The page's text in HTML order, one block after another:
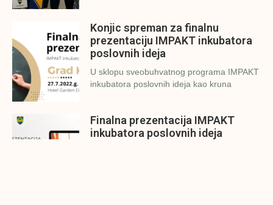
Konjic spreman za finalnu
prezentaciju IMPAKT inkubatora
poslovnih ideja
U sklopu sveobuhvatnog programa IMPAKT
inkubatora poslovnih ideja kao kruna
Finalna prezentacija IMPAKT
inkubatora poslovnih ideja